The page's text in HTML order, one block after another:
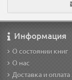
Информация
О состоянии книг
О нас
Доставка и оплата